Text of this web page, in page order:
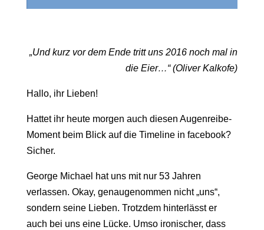
„Und kurz vor dem Ende tritt uns 2016 noch mal in
die Eier…“ (Oliver Kalkofe)
Hallo, ihr Lieben!
Hattet ihr heute morgen auch diesen Augenreibe-
Moment beim Blick auf die Timeline in facebook?
Sicher.
George Michael hat uns mit nur 53 Jahren
verlassen. Okay, genaugenommen nicht „uns“,
sondern seine Lieben. Trotzdem hinterlässt er
auch bei uns eine Lücke. Umso ironischer, dass